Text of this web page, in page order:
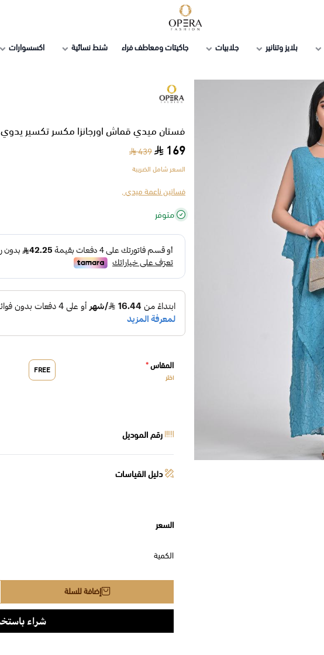
أوبرا فاشن
بلايز وتنانير جلابيات جاكيتات ومعاطف فراء شنط نسائية اكسسوارات
فستان ميدي قماش اورجانزا مكسر تكسير يدوي
169
439
السعر شامل الضريبة
فساتين ناعمة ميدي ,
متوفر
المقاس*
اختر
FREE
رقم الموديل
دليل القياسات
السعر
الكمية
إضافة للسلة